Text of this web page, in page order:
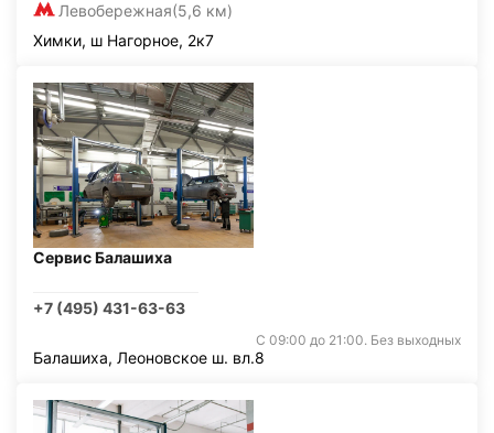
Левобережная(5,6 км)
Химки, ш Нагорное, 2к7
Сервис Балашиха
+7 (495) 431-63-63
С 09:00 до 21:00. Без выходных
Балашиха, Леоновское ш. вл.8